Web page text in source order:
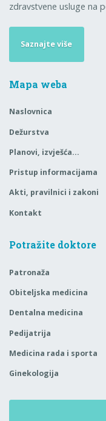
zdravstvene usluge na
Saznajte više
Mapa weba
Naslovnica
Dežurstva
Planovi, izvješća…
Pristup informacijama
Akti, pravilnici i zakoni
Kontakt
Potražite doktore
Patronaža
Obiteljska medicina
Dentalna medicina
Pedijatrija
Medicina rada i sporta
Ginekologija